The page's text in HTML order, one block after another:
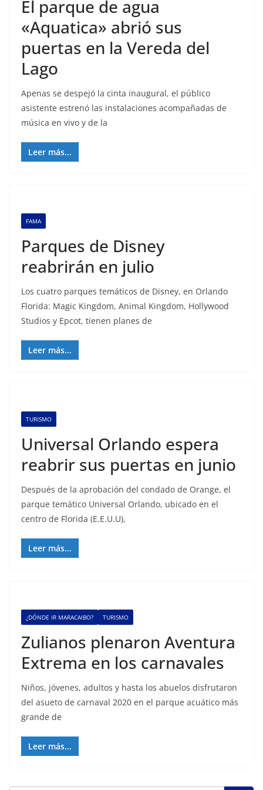
El parque de agua
«Aquatica» abrió sus
puertas en la Vereda del
Lago
Apenas se despejó la cinta inaugural, el público
asistente estrenó las instalaciones acompañadas de
música en vivo y de la
Leer más...
FAMA
Parques de Disney
reabrirán en julio
Los cuatro parques temáticos de Disney, en Orlando
Florida: Magic Kingdom, Animal Kingdom, Hollywood
Studios y Epcot, tienen planes de
Leer más...
TURISMO
Universal Orlando espera
reabrir sus puertas en junio
Después de la aprobación del condado de Orange, el
parque temático Universal Orlando, ubicado en el
centro de Florida (E.E.U.U),
Leer más...
¿DÓNDE IR MARACAIBO? TURISMO
Zulianos plenaron Aventura
Extrema en los carnavales
Niños, jóvenes, adultos y hasta los abuelos disfrutaron
del asueto de carnaval 2020 en el parque acuático más
grande de
Leer más...